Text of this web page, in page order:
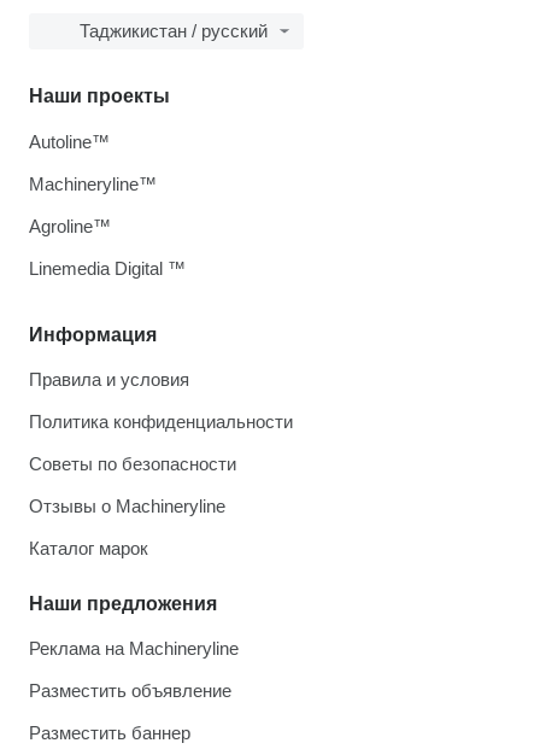
Таджикистан / русский
Информация
Правила и условия
Политика конфиденциальности
Советы по безопасности
Отзывы о Machineryline
Каталог марок
Наши предложения
Реклама на Machineryline
Разместить объявление
Разместить баннер
Наши проекты
Autoline™
Machineryline™
Agroline™
Linemedia Digital ™